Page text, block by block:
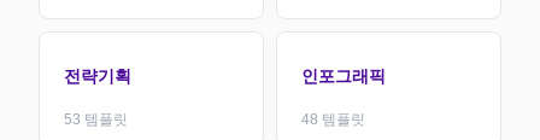
전략기획
53 템플릿
인포그래픽
48 템플릿